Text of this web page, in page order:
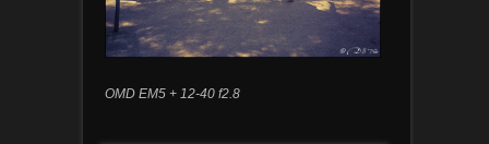
OMD EM5 + 12-40 f2.8